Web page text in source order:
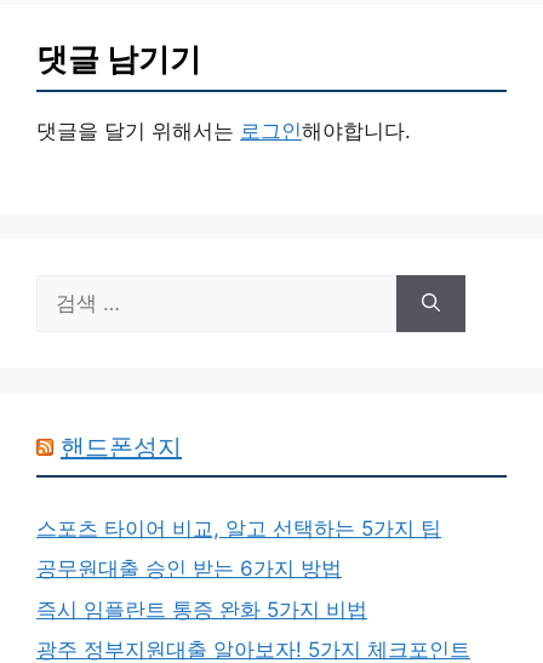
댓글 남기기
댓글을 달기 위해서는 로그인해야합니다.
색:
핸드폰성지
스포츠 타이어 비교, 알고 선택하는 5가지 팁
공무원대출 승인 받는 6가지 방법
즉시 임플란트 통증 완화 5가지 비법
광주 정부지원대출 알아보자! 5가지 체크포인트